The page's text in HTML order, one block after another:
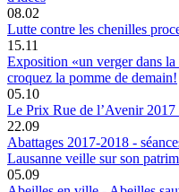
08.02
Lutte contre les chenilles
15.11
Exposition «un verger dans
croquez la pomme de demain!
05.10
Le Prix Rue de l’Avenir
22.09
Abattages 2017-2018 -
Lausanne veille sur son
05.09